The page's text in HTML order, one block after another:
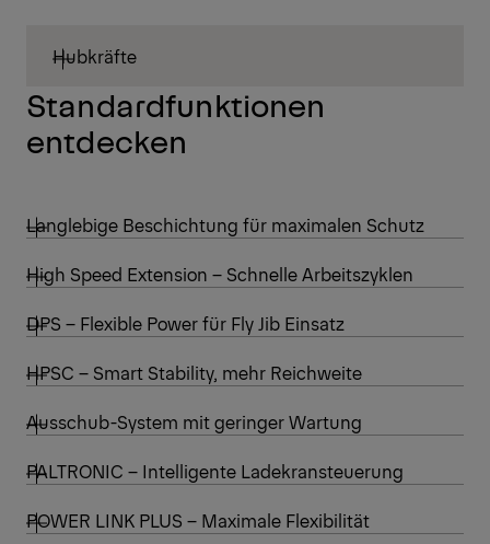
Hubkräfte
Standardfunktionen
entdecken
Langlebige Beschichtung für maximalen Schutz
High Speed Extension – Schnelle Arbeitszyklen
DPS – Flexible Power für Fly Jib Einsatz
HPSC – Smart Stability, mehr Reichweite
Ausschub-System mit geringer Wartung
PALTRONIC – Intelligente Ladekransteuerung
POWER LINK PLUS – Maximale Flexibilität